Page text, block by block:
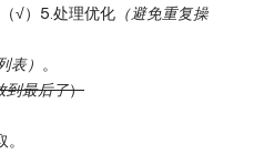
√）5.处理优化 （避免重复操
表） 。
到最后了）